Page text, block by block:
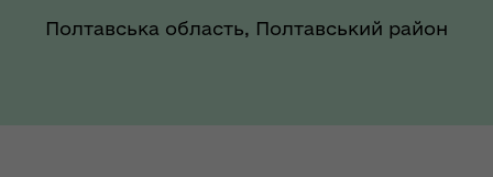
Полтавська область, Полтавський район